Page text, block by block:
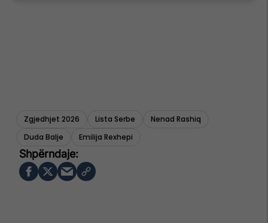
Zgjedhjet 2026 Lista Serbe
Nenad Rashiq
Duda Balje
Emilija Rexhepi